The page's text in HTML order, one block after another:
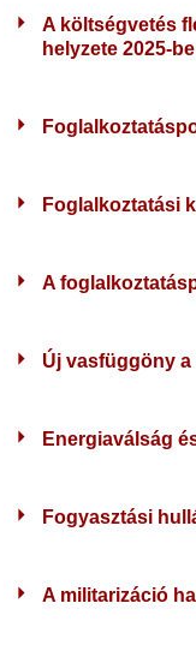
A költségvetés
helyzete 2025-
Foglalkoztatási
A
Új vasfüggöny
Energiaválság
Fogyasztási
A militarizáció